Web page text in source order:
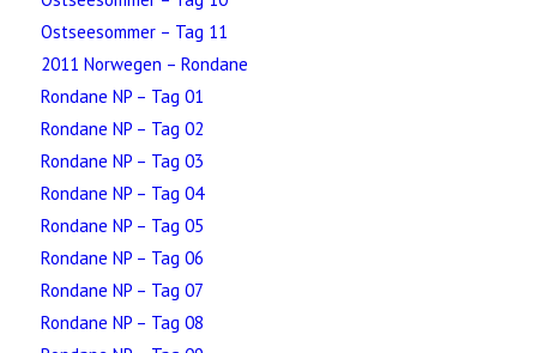
Ostseesommer – Tag 11
2011 Norwegen – Rondane
Rondane NP – Tag 01
Rondane NP – Tag 02
Rondane NP – Tag 03
Rondane NP – Tag 04
Rondane NP – Tag 05
Rondane NP – Tag 06
Rondane NP – Tag 07
Rondane NP – Tag 08